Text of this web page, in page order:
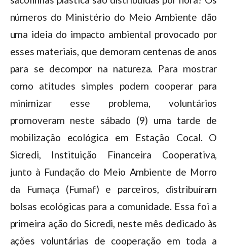
números do Ministério do Meio Ambiente dão
uma ideia do impacto ambiental provocado por
esses materiais, que demoram centenas de anos
para se decompor na natureza. Para mostrar
como atitudes simples podem cooperar para
minimizar esse problema, voluntários
promoveram neste sábado (9) uma tarde de
mobilização ecológica em Estação Cocal. O
Sicredi, Instituição Financeira Cooperativa,
junto à Fundação do Meio Ambiente de Morro
da Fumaça (Fumaf) e parceiros, distribuíram
bolsas ecológicas para a comunidade. Essa foi a
primeira ação do Sicredi, neste mês dedicado às
ações voluntárias de cooperação em toda a